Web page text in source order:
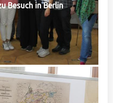
Besuch in Berlin